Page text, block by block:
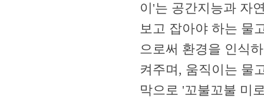
이'는 공간지능과 자
보고 잡아야 하는 물
으로써 환경을 인식
켜주며, 움직이는 물
막으로 '꼬불꼬불 미